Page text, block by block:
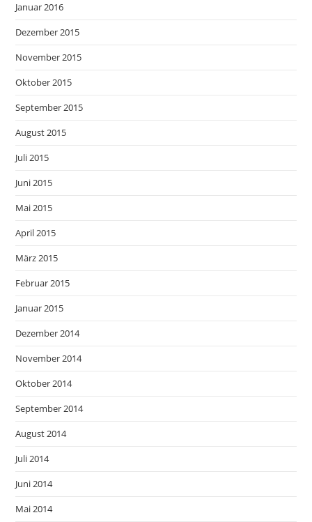
Januar 2016
Dezember 2015
November 2015
Oktober 2015
September 2015
August 2015
Juli 2015
Juni 2015
Mai 2015
April 2015
März 2015
Februar 2015
Januar 2015
Dezember 2014
November 2014
Oktober 2014
September 2014
August 2014
Juli 2014
Juni 2014
Mai 2014